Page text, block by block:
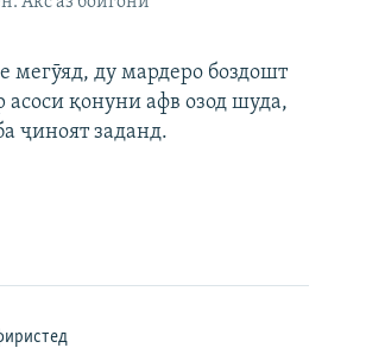
мегӯяд, ду мардеро боздошт
асоси қонуни афв озод шуда,
ҷиноят заданд.